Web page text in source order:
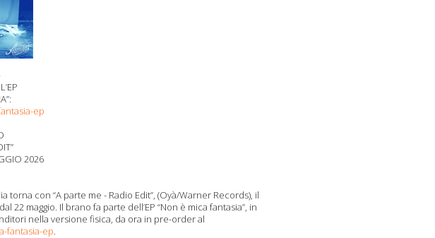
L’EP
ep
”
2026
torna con “A parte me - Radio Edit”, (Oyà/Warner Records), il
22 maggio. Il brano fa parte dell’EP “Non è mica fantasia”, in
nella versione fisica, da ora in pre-orderal
fantasia-ep.